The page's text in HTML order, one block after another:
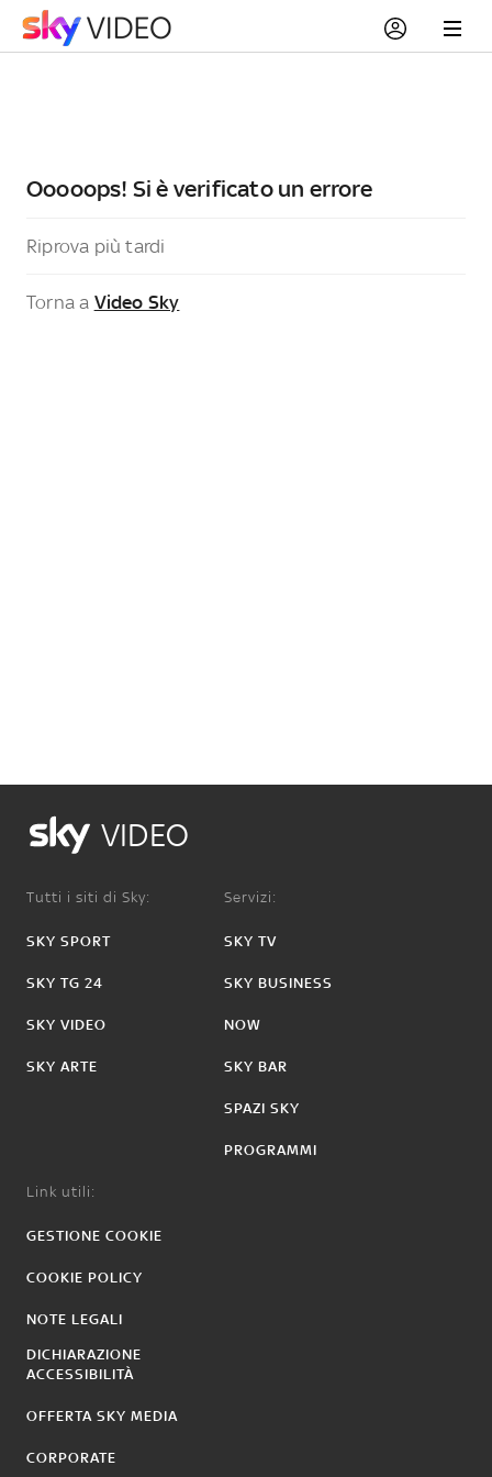
Ooooops! Si è verificato un errore
Riprova più tardi
Torna a Video Sky
VIDEO
Tutti i siti di Sky:
SKY SPORT
SKY TG 24
SKY VIDEO
SKY ARTE
Servizi:
SKY TV
SKY BUSINESS
NOW
SKY BAR
SPAZI SKY
PROGRAMMI
Link utili:
GESTIONE COOKIE
COOKIE POLICY
NOTE LEGALI
DICHIARAZIONE
ACCESSIBILITÀ
OFFERTA SKY MEDIA
CORPORATE